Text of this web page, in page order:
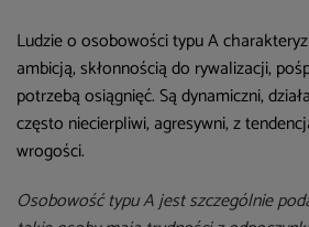
Ludzie o osobowości typu A
ambicją, skłonnością do rywalizacji,
potrzebą osiągnięć. Są dynamiczni,
często niecierpliwi, agresywni, z
wrogości.
Osobowość typu A jest szczególnie